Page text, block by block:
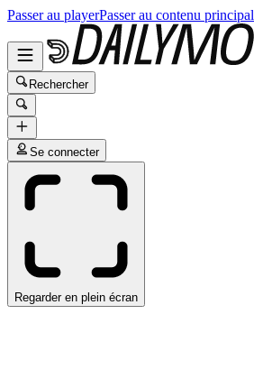
Passer au playerPasser au contenu principal
Rechercher
Se connecter
Regarder en plein écran